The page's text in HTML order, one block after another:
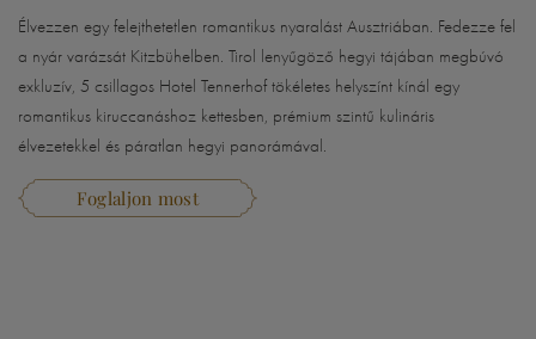
Élvezzen egy felejthetetlen romantikus nyaralást Ausztriában. Fedezze fel
a nyár varázsát Kitzbühelben. Tirol lenyűgöző hegyi tájában megbúvó
exkluzív, 5 csillagos Hotel Tennerhof tökéletes helyszínt kínál egy
romantikus kiruccanáshoz kettesben, prémium szintű kulináris
élvezetekkel és páratlan hegyi panorámával.
Foglaljon most